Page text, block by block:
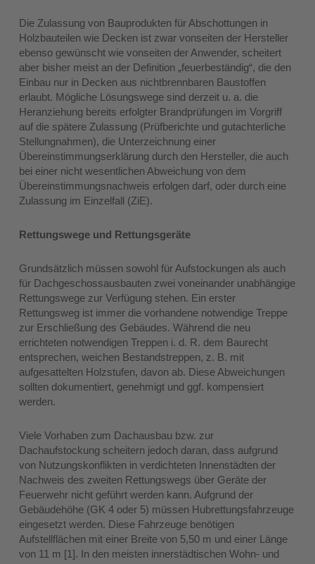
Die Zulassung von Bauprodukten für Abschottungen in
Holzbauteilen wie Decken ist zwar vonseiten der Hersteller
ebenso gewünscht wie vonseiten der Anwender, scheitert
aber bisher meist an der Definition „feuerbeständig“, die den
Einbau nur in Decken aus nichtbrennbaren Baustoffen
erlaubt. Mögliche Lösungswege sind derzeit u. a. die
Heranziehung bereits erfolgter Brandprüfungen im Vorgriff
auf die spätere Zulassung (Prüfberichte und gutachterliche
Stellungnahmen), die Unterzeichnung einer
Übereinstimmungserklärung durch den Hersteller, die auch
bei einer nicht wesentlichen Abweichung von dem
Übereinstimmungsnachweis erfolgen darf, oder durch eine
Zulassung im Einzelfall (ZiE).
Rettungswege und Rettungsgeräte
Grundsätzlich müssen sowohl für Aufstockungen als auch
für Dachgeschossausbauten zwei voneinander unabhängige
Rettungswege zur Verfügung stehen. Ein erster
Rettungsweg ist immer die vorhandene notwendige Treppe
zur Erschließung des Gebäudes. Während die neu
errichteten notwendigen Treppen i. d. R. dem Baurecht
entsprechen, weichen Bestandstreppen, z. B. mit
aufgesattelten Holzstufen, davon ab. Diese Abweichungen
sollten dokumentiert, genehmigt und ggf. kompensiert
werden.
Viele Vorhaben zum Dachausbau bzw. zur
Dachaufstockung scheitern jedoch daran, dass aufgrund
von Nutzungskonflikten in verdichteten Innenstädten der
Nachweis des zweiten Rettungswegs über Geräte der
Feuerwehr nicht geführt werden kann. Aufgrund der
Gebäudehöhe (GK 4 oder 5) müssen Hubrettungsfahrzeuge
eingesetzt werden. Diese Fahrzeuge benötigen
Aufstellflächen mit einer Breite von 5,50 m und einer Länge
von 11 m [1]. In den meisten innerstädtischen Wohn- und